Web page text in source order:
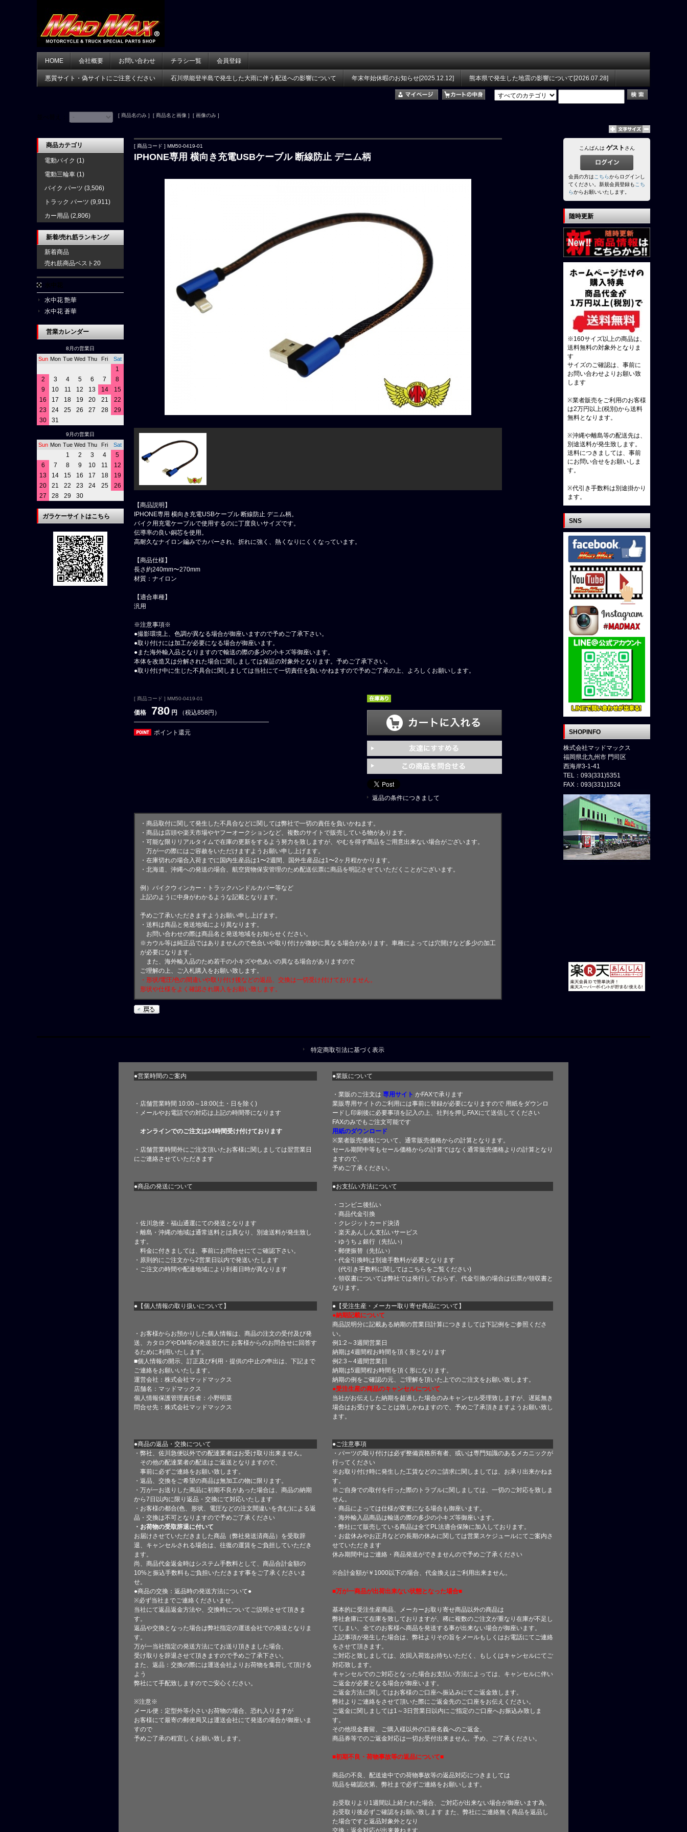
HOME 会社概要 お問い合わせ チラシ一覧 会員登録
悪質サイト・偽サイトにご注意ください 石川県能登半島で発生した大雨に伴う配送への影響について 年末年始休暇のお知らせ[2025.12.12] 熊本県で発生した地震の影響について[2026.07.28]
[ 商品名のみ ] [ 商品名と画像 ] [ 画像のみ ]
[ 商品コード ] MM50-0419-01
IPHONE専用 横向き充電USBケーブル 断線防止 デニム柄
【商品説明】
IPHONE専用 横向き充電USBケーブル 断線防止 デニム柄。
バイク用充電ケーブルで使用するのに丁度良いサイズです。
伝導率の良い銅芯を使用。
高耐久なナイロン編みでカバーされ、折れに強く、熱くなりにくくなっています。
【商品仕様】
長さ約240mm〜270mm
材質：ナイロン
【適合車種】
汎用
※注意事項※
●撮影環境上、色調が異なる場合が御座いますので予めご了承下さい。
●取り付けには加工が必要になる場合が御座います。
●また海外輸入品となりますので輸送の際の多少の小キズ等御座います。
本体を改造又は分解された場合に関しましては保証の対象外となります。予めご了承下さい。
●取り付け中に生じた不具合に関しましては当社にて一切責任を負いかねますので予めご了承の上、よろしくお願いします。
[ 商品コード ] MM50-0419-01
価格 780 円 （税込858円）
ポイント還元
返品の条件につきまして
・商品取付に関して発生した不具合などに関しては弊社で一切の責任を負いかねます。
・商品は店頭や楽天市場やヤフーオークションなど、複数のサイトで販売している物があります。
・可能な限りリアルタイムで在庫の更新をするよう努力を致しますが、やむを得ず商品をご用意出来ない場合がございます。
万が一の際にはご容赦をいただけますようお願い申し上げます。
・在庫切れの場合入荷までに国内生産品は1〜2週間、国外生産品は1〜2ヶ月程かかります。
・北海道、沖縄への発送の場合、航空貨物保安管理のため配送伝票に商品を明記させていただくことがございます。
例）バイクウィンカー・トラックハンドルカバー等など
上記のように中身がわかるような記載となります。
予めご了承いただきますようお願い申し上げます。
・送料は商品と発送地域により異なります。
お問い合わせの際は商品名と発送地域をお知らせください。
※カウル等は純正品ではありませんので色合いや取り付けが微妙に異なる場合があります。車種によっては穴開けなど多少の加工
が必要になります。
また、海外輸入品のため若干の小キズや色あいの異なる場合がありますので
ご理解の上、ご入札購入をお願い致します。
・形状/電圧/色の間違いや取り付け後などの返品、交換は一切受け付けておりません。
形状や仕様をよく確認され購入をお願い致します。
商品カテゴリ
電動バイク (1)
電動三輪車 (1)
バイク パーツ (3,506)
トラック パーツ (9,911)
カー用品 (2,806)
新着/売れ筋ランキング
新着商品
売れ筋商品ベスト20
水中花 艶華
水中花 蒼華
営業カレンダー
8月の営業日
Sun Mon Tue Wed Thu Fri Sat
1
2
3 4 5 6 7
8
9
10 11 12 13 14
15
16
17 18 19 20 21
22
23
24 25 26 27 28
29
30
31
9月の営業日
Sun Mon Tue Wed Thu Fri Sat
1 2 3 4
5
6
7 8 9 10 11
12
13
14 15 16 17 18
19
20
21 22 23 24 25
26
27
28 29 30
ガラケーサイトはこちら
こんばんは ゲスト さん
会員の方はこちらからログインし
てください。新規会員登録もこち
らからお願いいたします。
随時更新
※160サイズ以上の商品は、
送料無料の対象外となりま
す
サイズのご確認は、事前に
お問い合わせよりお願い致
します
※業者販売をご利用のお客様
は2万円以上(税別)から送料
無料となります。
※沖縄や離島等の配送先は、
別途送料が発生致します。
送料につきましては、事前
にお問い合せをお願いしま
す。
※代引き手数料は別途掛かり
ます。
SNS
SHOPINFO
株式会社マッドマックス
福岡県北九州市 門司区
西海岸3-1-41
TEL：093(331)5351
FAX：093(331)1524
特定商取引法に基づく表示
●営業時間のご案内 ●業販について
・店舗営業時間 10:00～18:00(土・日を除く)
・メールやお電話での対応は上記の時間帯になります
オンラインでのご注文は24時間受け付けております
・店舗営業時間外にご注文頂いたお客様に関しましては翌営業日
にご連絡させていただきます
・業販のご注文は 専用サイト かFAXで承ります
業販専用サイトのご利用には事前に登録が必要になりますので 用紙をダウンロ
ードし印刷後に必要事項を記入の上、社判を押しFAXにて送信してください
FAXのみでもご注文可能です
用紙のダウンロード
※業者販売価格について、通常販売価格からの計算となります。
セール期間中等もセール価格からの計算ではなく通常販売価格よりの計算となり
ますので、
予めご了承ください。
●商品の発送について ●お支払い方法について
・佐川急便・福山通運にての発送となります
・離島・沖縄の地域は通常送料とは異なり、別途送料が発生致し
ます。
料金に付きましては、事前にお問合せにてご確認下さい。
・原則的にご注文から2営業日以内で発送いたします
・ご注文の時間や配達地域により到着日時が異なります
・コンビニ後払い
・商品代金引換
・クレジットカード決済
・楽天あんしん支払いサービス
・ゆうちょ銀行（先払い）
・郵便振替（先払い）
・代金引換時は別途手数料が必要となります
(代引き手数料に関してはこちら をご覧ください)
・領収書については弊社では発行しておらず、代金引換の場合は伝票が領収書と
なります。
●【個人情報の取り扱いについて】 ●【受注生産・メーカー取り寄せ商品について】
・お客様からお預かりした個人情報は、商品の注文の受付及び発
送、カタログやDM等の発送並びに お客様からのお問合せに回答す
るために利用いたします。
■個人情報の開示、訂正及び利用・提供の中止の申出は、下記まで
ご連絡をお願いいたします。
運営会社：株式会社マッドマックス
店舗名：マッドマックス
個人情報保護管理責任者：小野明菜
問合せ先：株式会社マッドマックス
●納期記載について
商品説明分に記載ある納期の営業日計算につきましては下記例をご参照くださ
い。
例1:2～3週間営業日
納期は4週間程お時間を頂く形となります
例2:3～4週間営業日
納期は5週間程お時間を頂く形になります。
納期の例をご確認の元、ご理解を頂いた上でのご注文をお願い致します。
●受注生産の商品のキャンセルについて
当社がお伝えした納期を超過した場合のみキャンセル受理致しますが、遅延無き
場合はお受けすることは致しかねますので、予めご了承頂きますようお願い致し
ます。
●商品の返品・交換について
●ご注意事項
・弊社、佐川急便以外での配達業者はお受け取り出来ません。
その他の配達業者の配送はご返送となりますので、
事前に必ずご連絡をお願い致します。
・返品、交換をご希望の商品は無加工の物に限ります。
・万が一お送りした商品に初期不良があった場合は、商品の納期
から7日以内に限り返品・交換にて対応いたします
・お客様の都合(色、形状、電圧などの注文間違いを含む)による返
品・交換は不可となりますので予めご了承ください
・お荷物の受取辞退に付いて
お届けさせていただきました商品（弊社発送済商品）を受取辞
退、キャンセルされる場合は、往復の運賃をご負担していただき
ます。
尚、商品代金返金時はシステム手数料として、商品合計金額の
10%と振込手数料もご負担いただきます事をご了承くださいま
せ。
●商品の交換：返品時の発送方法について●
※必ず当社までご連絡くださいませ。
当社にて返品返金方法や、交換時についてご説明させて頂きま
す。
返品や交換となった場合は弊社指定の運送会社での発送となりま
す。
万が一当社指定の発送方法にてお送り頂きました場合、
受け取りを辞退させて頂きますので予めご了承下さい。
また、返品：交換の際には運送会社よりお荷物を集荷して頂ける
よう
弊社にて手配致しますのでご安心ください。
※注意※
メール便：定型外等小さいお荷物の場合、恐れ入りますが
お客様にて最寄の郵便局又は運送会社にて発送の場合が御座いま
すので
予めご了承の程宜しくお願い致します。
・パーツの取り付けは必ず整備資格所有者、或いは専門知識のあるメカニックが
行ってください
※お取り付け時に発生した工賃などのご請求に関しましては、お承り出来かねま
す。
※ご自身での取付を行った際のトラブルに関しましては、一切のご対応を致しま
せん。
・商品によっては仕様が変更になる場合も御座います。
・海外輸入品商品は輸送の際の多少の小キズ等御座います。
・弊社にて販売している商品は全てPL法適合保険に加入しております。
・お盆休みやお正月などの長期の休みに関しては営業スケジュールにてご案内さ
せていただきます
休み期間中はご連絡・商品発送ができませんので予めご了承ください
※合計金額が￥1000以下の場合、代金換えはご利用出来ません。
■万が一商品が出荷出来ない状態となった場合■
基本的に受注生産商品、メーカーお取り寄せ商品以外の商品は
弊社倉庫にて在庫を致しておりますが、稀に複数のご注文が重なり在庫が不足し
てしまい、全てのお客様へ商品を発送する事が出来ない場合が御座います。
上記事項が発生した場合は、弊社よりその旨をメールもしくはお電話にてご連絡
をさせて頂きます。
ご対応と致しましては、次回入荷迄お待ちいただく、もしくはキャンセルにてご
対応致します。
キャンセルでのご対応となった場合お支払い方法によっては、キャンセルに伴い
ご返金が必要となる場合が御座います。
ご返金方法に関してはお客様のご口座へ振込みにてご返金致します。
弊社よりご連絡をさせて頂いた際にご返金先のご口座をお伝えください。
ご返金に関しましては1～3日営業日以内にご指定のご口座へお振込み致しま
す。
その他現金書留、ご購入様以外の口座名義へのご返金、
商品券等でのご返金対応は一切お受付出来ません。予め、ご了承ください。
■初期不良・荷物事故等の返品について■
商品の不良、配送途中での荷物事故等の返品対応につきましては
現品を確認次第、弊社まで必ずご連絡をお願いします。
お受取りより1週間以上経たれた場合、ご対応が出来ない場合が御座います為、
お受取り後必ずご確認をお願い致します また、弊社にご連絡無く商品を返品し
た場合ですと返品対象外となり
交換：返金対応が出来兼ねます。